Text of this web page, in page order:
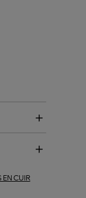
EN CUIR